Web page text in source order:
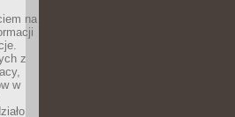
na
z
w